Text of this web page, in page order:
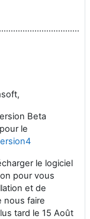
Beta
le
le logiciel
pour vous
et de
nous faire
tard le 15 Août